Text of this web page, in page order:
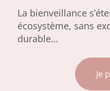
La bienveillance
écosystème, sans
durable…
Je